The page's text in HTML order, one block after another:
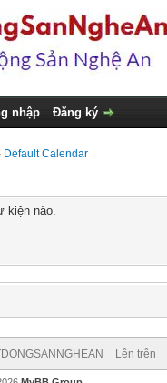
nhập Đăng ký
Default Calendar
kiện nào.
Lên trên